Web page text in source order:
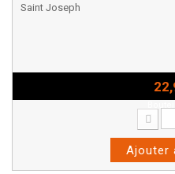
Saint Joseph
Ajouter